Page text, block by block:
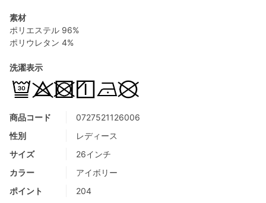
商品コード
0727521126006
性別
レディース
サイズ
26インチ
カラー
アイボリー
ポイント
204
素材
ポリエステル 96%
ポリウレタン 4%
洗濯表示